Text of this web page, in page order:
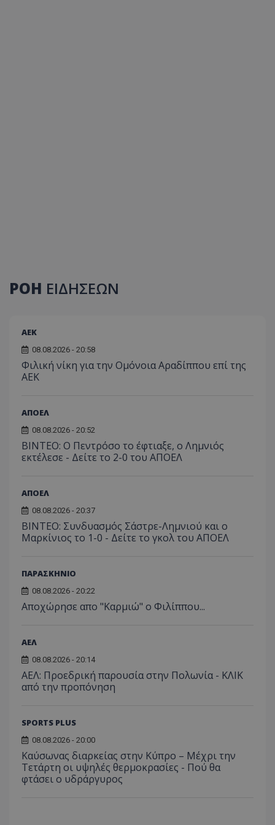
ΡΟΗ ΕΙΔΗΣΕΩΝ
ΑEK
08.08.2026 - 20:58
Φιλική νίκη για την Ομόνοια Αραδίππου επί της
ΑΕΚ
ΑΠΟΕΛ
08.08.2026 - 20:52
ΒΙΝΤΕΟ: Ο Πεντρόσο το έφτιαξε, ο Λημνιός
εκτέλεσε - Δείτε το 2-0 του ΑΠΟΕΛ
ΑΠΟΕΛ
08.08.2026 - 20:37
ΒΙΝΤΕΟ: Συνδυασμός Σάστρε-Λημνιού και ο
Μαρκίνιος το 1-0 - Δείτε το γκολ του ΑΠΟΕΛ
ΠΑΡΑΣΚΗΝΙΟ
08.08.2026 - 20:22
Aποχώρησε απο "Καρμιώ" ο Φιλίππου...
ΑΕΛ
08.08.2026 - 20:14
ΑΕΛ: Προεδρική παρουσία στην Πολωνία - ΚΛΙΚ
από την προπόνηση
SPORTS PLUS
08.08.2026 - 20:00
Καύσωνας διαρκείας στην Κύπρο – Μέχρι την
Τετάρτη οι υψηλές θερμοκρασίες - Πού θα
φτάσει ο υδράργυρος